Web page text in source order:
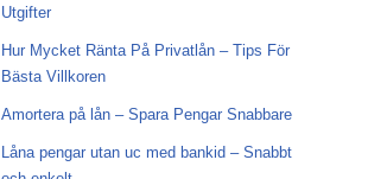
Utgifter
Hur Mycket Ränta På Privatlån – Tips För
Bästa Villkoren
Amortera på lån – Spara Pengar Snabbare
Låna pengar utan uc med bankid – Snabbt